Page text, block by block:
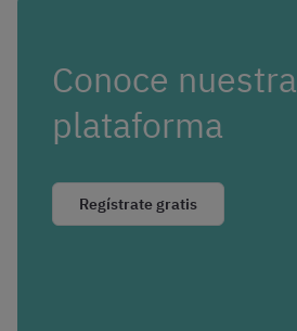
Conoce nuestra
plataforma
Regístrate gratis